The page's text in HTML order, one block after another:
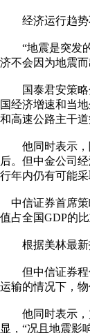
经济运行趋势
“地震是突发的
济不会因为地震而
国泰君安策略分
国经济增速和当
和高速公路主干
他同时表示，随
后。但中金公司
行年内仍有可能
中信证券首席策
值占全国GDP的
根据美林最新报
但中信证券程伟
运输的情况下，
他同时表示，灾
显，“况且地震影